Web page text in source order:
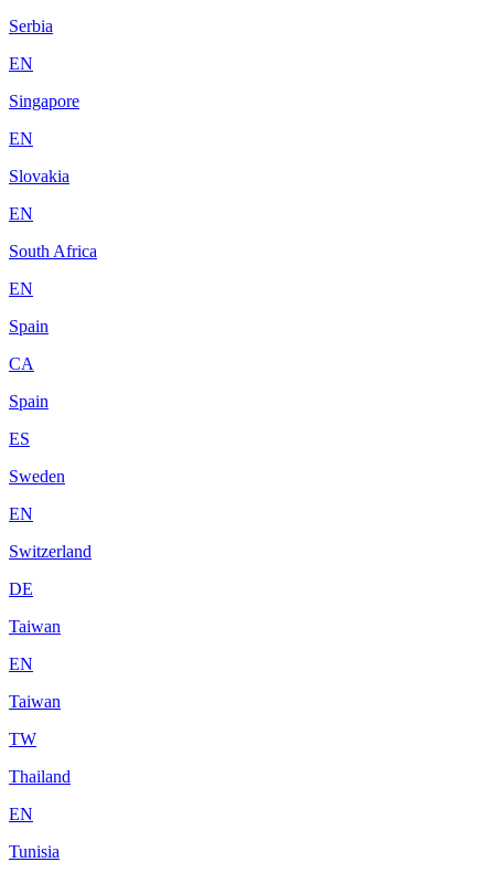
Serbia
EN
Singapore
EN
Slovakia
EN
South Africa
EN
Spain
CA
Spain
ES
Sweden
EN
Switzerland
DE
Taiwan
EN
Taiwan
TW
Thailand
EN
Tunisia